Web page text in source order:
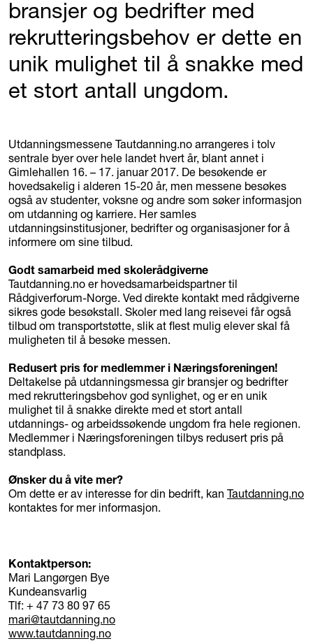
bransjer og bedrifter med
rekrutteringsbehov er dette en
unik mulighet til å snakke med
et stort antall ungdom.
Utdanningsmessene Tautdanning.no arrangeres i tolv
sentrale byer over hele landet hvert år, blant annet i
Gimlehallen 16. – 17. januar 2017. De besøkende er
hovedsakelig i alderen 15-20 år, men messene besøkes
også av studenter, voksne og andre som søker informasjon
om utdanning og karriere. Her samles
utdanningsinstitusjoner, bedrifter og organisasjoner for å
informere om sine tilbud.
Godt samarbeid med skolerådgiverne
Tautdanning.no er hovedsamarbeidspartner til
Rådgiverforum-Norge. Ved direkte kontakt med rådgiverne
sikres gode besøkstall. Skoler med lang reisevei får også
tilbud om transportstøtte, slik at flest mulig elever skal få
muligheten til å besøke messen.
Redusert pris for medlemmer i Næringsforeningen!
Deltakelse på utdanningsmessa gir bransjer og bedrifter
med rekrutteringsbehov god synlighet, og er en unik
mulighet til å snakke direkte med et stort antall
utdannings- og arbeidssøkende ungdom fra hele regionen.
Medlemmer i Næringsforeningen tilbys redusert pris på
standplass.
Ønsker du å vite mer?
Om dette er av interesse for din bedrift, kan Tautdanning.no
kontaktes for mer informasjon.
Kontaktperson:
Mari Langørgen Bye
Kundeansvarlig
Tlf: + 47 73 80 97 65
mari@tautdanning.no
www.tautdanning.no